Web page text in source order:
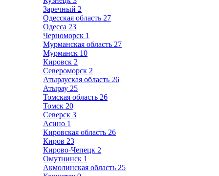
Заречный 2
Одесская область 27
Одесса 23
Черноморск 1
Мурманская область 27
Мурманск 10
Кировск 2
Североморск 2
Атырауская область 26
Атырау 25
Томская область 26
Томск 20
Северск 3
Асино 1
Кировская область 26
Киров 23
Кирово-Чепецк 2
Омутнинск 1
Акмолинская область 25